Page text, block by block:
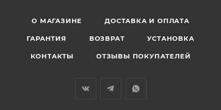
О МАГАЗИНЕ ДОСТАВКА И ОПЛАТА
ГАРАНТИЯ ВОЗВРАТ УСТАНОВКА
КОНТАКТЫ ОТЗЫВЫ ПОКУПАТЕЛЕЙ